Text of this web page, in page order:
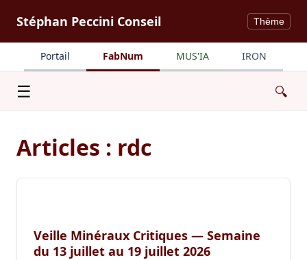
Stéphan Peccini Conseil Thème
Portail FabNum MUS'IA IRON
☰ 🔍
Articles : rdc
Veille Minéraux Critiques — Semaine
du 13 juillet au 19 juillet 2026